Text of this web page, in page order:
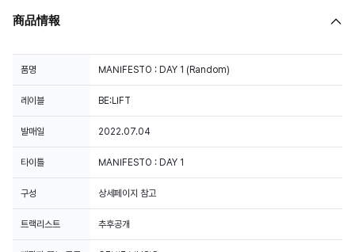
商品情報
품명 MANIFESTO : DAY 1 (Random)
레이블 BE:LIFT
발매일 2022.07.04
타이틀 MANIFESTO : DAY 1
구성 상세페이지 참고
트랙리스트 추후공개